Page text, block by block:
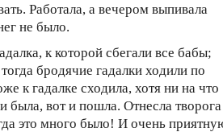
Работала, а вечером выпивала
не было.
к которой сбегали все бабы;
бродячие гадалки ходили по
к гадалке сходила, хотя ни на что
была, вот и пошла. Отнесла творога
это много было! И очень